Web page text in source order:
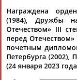
Награждена
(1984), Дружбы
Отечеством» III
перед Отечеством»
почетным
Петербурга (2002),
(24 января 2023